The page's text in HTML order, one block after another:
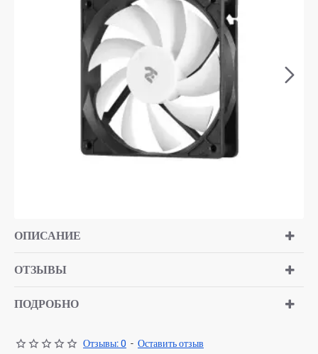
ОПИСАНИЕ
ОТЗЫВЫ
ПОДРОБНО
Отзывы: 0 - Оставить отзыв